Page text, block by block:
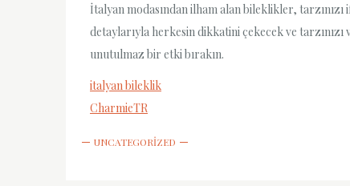
İtalyan modasından ilham alan bileklikler,
detaylarıyla herkesin dikkatini çekecek ve
unutulmaz bir etki bırakın.
italyan bileklik
CharmieTR
UNCATEGORIZED